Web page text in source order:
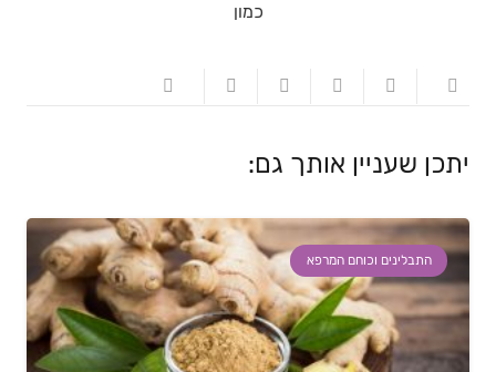
כמון
יתכן שעניין אותך גם:
התבלינים וכוחם המרפא